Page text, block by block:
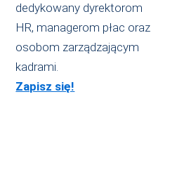
dedykowany dyrektorom
HR, managerom płac oraz
osobom zarządzającym
kadrami.
Zapisz się!